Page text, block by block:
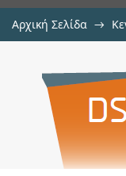
Αρχική Σελίδα →
A 3D